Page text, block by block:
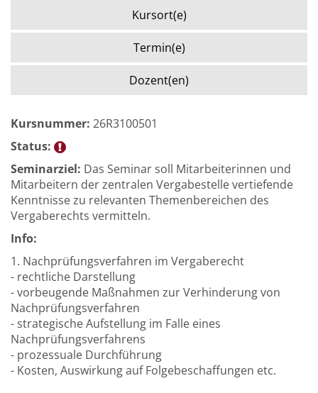
Kursort(e)
Termin(e)
Dozent(en)
Kursnummer: 26R3100501
Status:
Seminarziel: Das Seminar soll Mitarbeiterinnen und
Mitarbeitern der zentralen Vergabestelle vertiefende
Kenntnisse zu relevanten Themenbereichen des
Vergaberechts vermitteln.
Info:
1. Nachprüfungsverfahren im Vergaberecht
- rechtliche Darstellung
- vorbeugende Maßnahmen zur Verhinderung von
Nachprüfungsverfahren
- strategische Aufstellung im Falle eines
Nachprüfungsverfahrens
- prozessuale Durchführung
- Kosten, Auswirkung auf Folgebeschaffungen etc.